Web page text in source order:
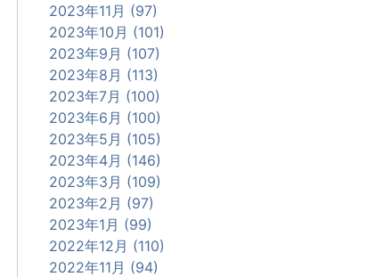
2023年11月 (97)
2023年10月 (101)
2023年9月 (107)
2023年8月 (113)
2023年7月 (100)
2023年6月 (100)
2023年5月 (105)
2023年4月 (146)
2023年3月 (109)
2023年2月 (97)
2023年1月 (99)
2022年12月 (110)
2022年11月 (94)